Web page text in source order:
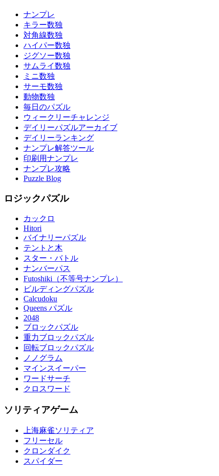
ナンプレ
キラー数独
対角線数独
ハイパー数独
ジグソー数独
サムライ数独
ミニ数独
サーモ数独
動物数独
毎日のパズル
ウィークリーチャレンジ
デイリーパズルアーカイブ
デイリーランキング
ナンプレ解答ツール
印刷用ナンプレ
ナンプレ攻略
Puzzle Blog
ロジックパズル
カックロ
Hitori
バイナリーパズル
テントと木
スター・バトル
ナンバーパス
Futoshiki（不等号ナンプレ）
ビルディングパズル
Calcudoku
Queens パズル
2048
ブロックパズル
重力ブロックパズル
回転ブロックパズル
ノノグラム
マインスイーパー
ワードサーチ
クロスワード
ソリティアゲーム
上海麻雀ソリティア
フリーセル
クロンダイク
スパイダー